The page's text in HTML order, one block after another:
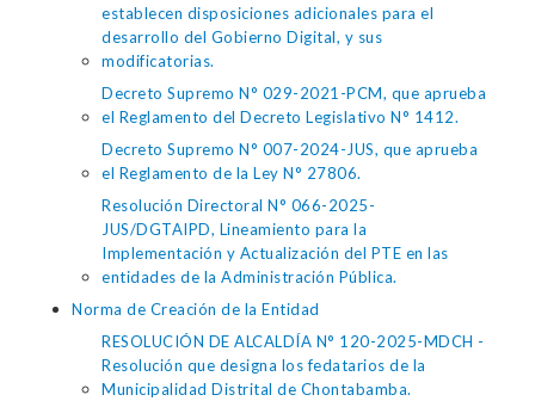
establecen disposiciones adicionales para el
desarrollo del Gobierno Digital, y sus
modificatorias.
Decreto Supremo N° 029-2021-PCM, que aprueba
el Reglamento del Decreto Legislativo N° 1412.
Decreto Supremo N° 007-2024-JUS, que aprueba
el Reglamento de la Ley N° 27806.
Resolución Directoral N° 066-2025-
JUS/DGTAIPD, Lineamiento para la
Implementación y Actualización del PTE en las
entidades de la Administración Pública.
Norma de Creación de la Entidad
RESOLUCIÓN DE ALCALDÍA N° 120-2025-MDCH -
Resolución que designa los fedatarios de la
Municipalidad Distrital de Chontabamba.